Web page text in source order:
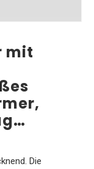
mit
Die